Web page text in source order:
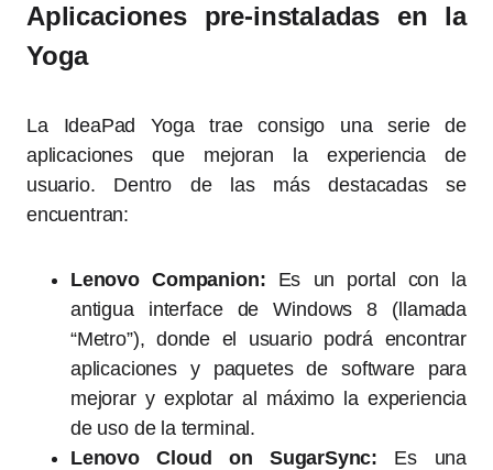
Aplicaciones pre-instaladas en la
Yoga
La IdeaPad Yoga trae consigo una serie de
aplicaciones que mejoran la experiencia de
usuario. Dentro de las más destacadas se
encuentran:
Lenovo Companion: Es un portal con la
antigua interface de Windows 8 (llamada
“Metro”), donde el usuario podrá encontrar
aplicaciones y paquetes de software para
mejorar y explotar al máximo la experiencia
de uso de la terminal.
Lenovo Cloud on SugarSync: Es una